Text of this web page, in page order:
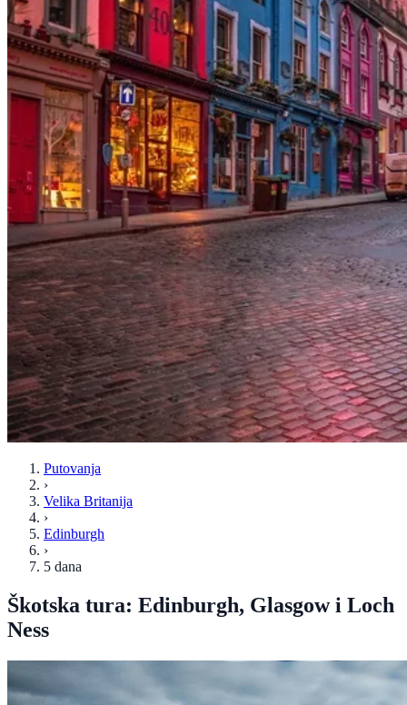
Putovanja
›
Velika Britanija
›
Edinburgh
›
5 dana
Škotska tura: Edinburgh, Glasgow i Loch
Ness